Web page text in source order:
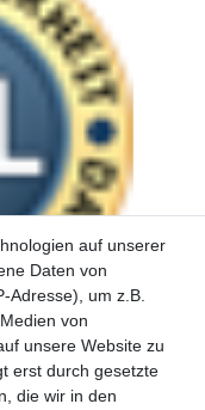
auf unserer
Daten von
Adresse), um z.B.
von
unsere Website zu
erst durch gesetzte
die wir in den